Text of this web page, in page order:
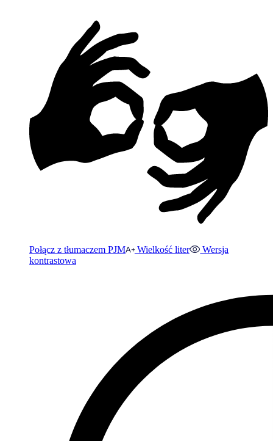
Połącz z tłumaczem PJM Wielkość liter
Wersja
kontrastowa